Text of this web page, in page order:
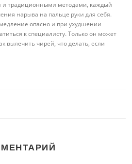
и традиционными методами, каждый
нарыва на пальце руки для себя.
опасно и при ухудшении
к специалисту. Только он может
вылечить чирей, что делать, если